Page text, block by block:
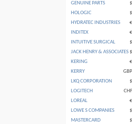
GENUINE PARTS
$
HOLOGIC
$
HYDRATEC INDUSTRIES
€
INDITEX
€
INTUITIVE SURGICAL
$
JACK HENRY & ASSOCIATES $
KERING
€
KERRY
GBP
LKQ CORPORATION
$
LOGITECH
CHF
LOREAL
€
LOWE S COMPANIES
$
MASTERCARD
$